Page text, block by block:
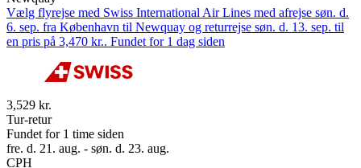
Vælg flyrejse med Swiss International Air Lines med afrejse søn. d.
6. sep. fra København til Newquay og returrejse søn. d. 13. sep. til
en pris på 3,470 kr.. Fundet for 1 dag siden
3,529 kr.
Tur-retur
Fundet for 1 time siden
fre. d. 21. aug. - søn. d. 23. aug.
CPH